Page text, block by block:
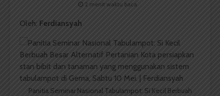
2 menit waktu baca
Oleh: Ferdiansyah
Panitia Seminar Nasional Tabulampot: Si Kecil Berbuah